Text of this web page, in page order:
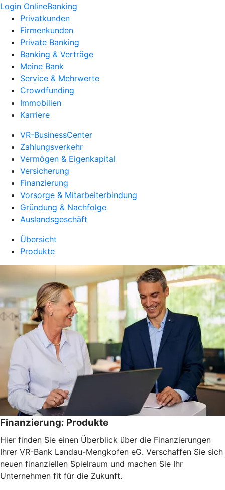
Login OnlineBanking
Privatkunden
Firmenkunden
Private Banking
Banking & Verträge
Meine Bank
Service & Mehrwerte
Crowdfunding
Immobilien
Karriere
VR-BusinessCenter
Zahlungsverkehr
Vermögen & Eigenkapital
Versicherung
Finanzierung
Vorsorge & Mitarbeiterbindung
Gründung & Nachfolge
Auslandsgeschäft
Übersicht
Produkte
Finanzierung: Produkte
Hier finden Sie einen Überblick über die Finanzierungen
Ihrer VR-Bank Landau-Mengkofen eG. Verschaffen Sie sich
neuen finanziellen Spielraum und machen Sie Ihr
Unternehmen fit für die Zukunft.